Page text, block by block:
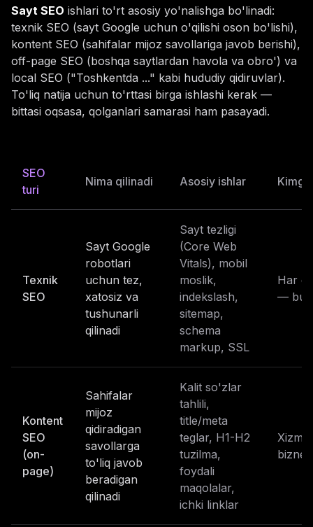
Sayt SEO ishlari to'rt asosiy yo'nalishga bo'linadi:
texnik SEO (sayt Google uchun o'qilishi oson bo'lishi),
kontent SEO (sahifalar mijoz savollariga javob berishi),
off-page SEO (boshqa saytlardan havola va obro') va
local SEO ("Toshkentda ..." kabi hududiy qidiruvlar).
To'liq natija uchun to'rttasi birga ishlashi kerak —
bittasi oqsasa, qolganlari samarasi ham pasayadi.
SEO
turi
Nima qilinadi Asosiy ishlar
Texnik
SEO
Sayt Google
robotlari
uchun tez,
xatosiz va
tushunarli
qilinadi
Sayt tezligi
(Core Web
Vitals), mobil
moslik,
indekslash,
sitemap,
schema
markup, SSL
Har
— bu
Kontent
SEO
(on-
page)
Sahifalar
mijoz
qidiradigan
savollarga
to'liq javob
beradigan
qilinadi
Kalit so'zlar
tahlili,
title/meta
teglar, H1-H2
tuzilma,
foydali
maqolalar,
ichki linklar